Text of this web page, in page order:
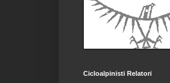
Cicloalpinisti Relatori